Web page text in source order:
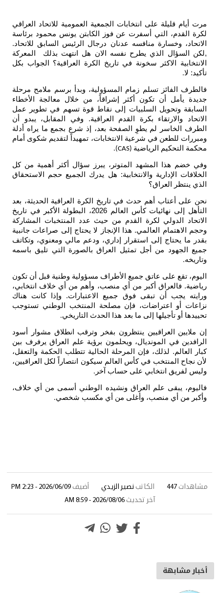
مرت أيام قليلة على انتخابات الجمعية العمومية للاتحاد العراقي
لكرة القدم، التي أسفرت عن فوز الكابتن يونس محمود برئاسة
الاتحاد، وخسارة منافسه عدنان درجال الرئيس السابق للاتحاد.
,لكن السؤال الذي يطرح نفسه الان هل انتهت بذلك المعركة
الانتخابية الاكثر سخونة في تاريخ الكرة العراقية؟ الجواب بكل
تأكيد: لا.
فالطرف الفائز تسلم زمام المسؤولية، وبدأ برسم ملامح مرحلة
جديدة يأمل أن تكون أكثر إشراقاً، من خلال معالجة الأخطاء
السابقة وتحويل السلبيات إلى نقاط قوة تسهم في تطوير عمل
الاتحاد والارتقاء بكرة القدم العراقية. وفي المقابل، يبدو أن
الطرف الخاسر لم يطوِ الصفحة بعد، إذ شرع بجمع ما يراه أدلة
ومبررات للطعن في شرعية الانتخابات، تمهيداً لتقديم شكوى أمام
محكمة التحكيم الرياضية (CAS).
وفي خضم هذا المشهد المتوتر، يبرز سؤال أكثر أهمية من كل
الخلافات الإدارية والانتخابية: هل يدرك الجميع حجم الاستحقاق
الذي ينتظر العراق؟
نحن على أعتاب أهم حدث في تاريخ الكرة العراقية الحديثة، بعد
التأهل إلى نهائيات كأس العالم 2026، البطولة الأكبر في تاريخ
الاتحاد الدولي لكرة القدم من حيث عدد المنتخبات المشاركة
وحجم الاهتمام العالمي. هذا الإنجاز لا يحتاج إلى صراعات جانبية
بقدر ما يحتاج إلى استقرار إداري، ودعم مالي ومعنوي، وتكاتف
جميع الجهود من أجل تمثيل العراق بالصورة التي تليق باسمه
وتاريخه.
اليوم، تقع على عاتق جميع الأطراف مسؤولية وطنية قبل أن تكون
رياضية. فالعراق أكبر من أي منصب، وأهم من أي خلاف انتخابي،
ورايته يجب أن تبقى فوق جميع الاعتبارات. وإذا كانت هناك
نزاعات أو اعتراضات، فإن مصلحة المنتخب الوطني تستوجب
تحييدها أو تأجيلها إلى ما بعد هذا الحدث التاريخي.
إن ملايين العراقيين ينتظرون بفخر وترقب انطلاق مشوار أسود
الرافدين في المونديال، ويحلمون برؤية علم العراق يرفرف بين
كبار العالم. لذلك، فإن المرحلة الحالية تتطلب الحكمة والتعقل،
لأن نجاح المنتخب في كأس العالم سيكون انتصاراً لكل العراقيين،
وليس لفريق انتخابي على حساب آخر .
فاليوم، يبقى علم العراق ونشيده الوطني أسمى من أي خلاف،
وأكبر من أي منصب، وأغلى من أي مكسب شخصي.
مشاهدات 447 الكاتب نصير الزيدي أضيف 2026/06/09 - 2:23 PM
آخر تحديث 2026/08/06 - 8:59 AM
أخبار مشابهة